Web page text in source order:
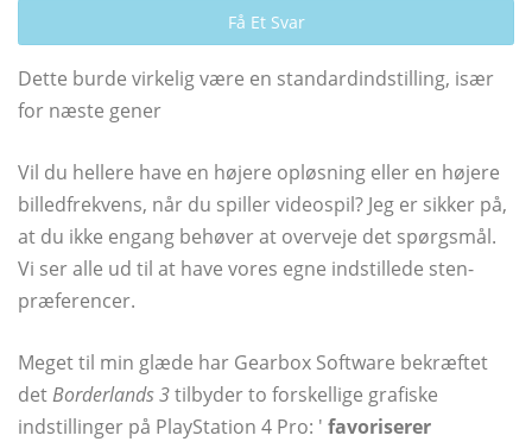
Få Et Svar
Dette burde virkelig være en standardindstilling, især
for næste gener
Vil du hellere have en højere opløsning eller en højere
billedfrekvens, når du spiller videospil? Jeg er sikker på,
at du ikke engang behøver at overveje det spørgsmål.
Vi ser alle ud til at have vores egne indstillede sten-
præferencer.
Meget til min glæde har Gearbox Software bekræftet
detBorderlands 3tilbyder to forskellige grafiske
indstillinger på PlayStation 4 Pro: ' favoriserer